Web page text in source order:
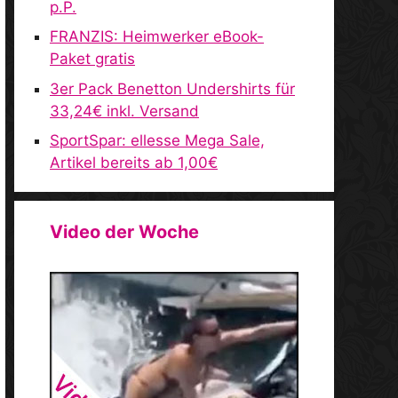
p.P.
FRANZIS: Heimwerker eBook-
Paket gratis
3er Pack Benetton Undershirts für
33,24€ inkl. Versand
SportSpar: ellesse Mega Sale,
Artikel bereits ab 1,00€
Video der Woche